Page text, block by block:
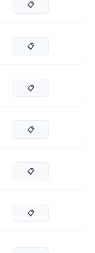
📋
📋
📋
📋
📋
📋